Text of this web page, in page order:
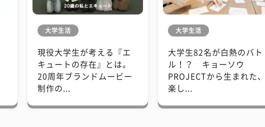
大学生活
現役大学生が考える『エ
キュートの存在』とは。
20周年ブランドムービー
制作の...
大学生活
大学生82名が白熱のバト
ル！？ キョーソウ
PROJECTから生まれた、
楽し...